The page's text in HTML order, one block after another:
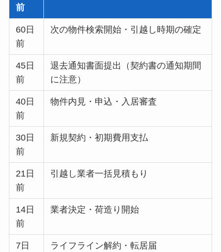
前
60日
前
次の物件検索開始・引越し時期の確定
45日
前
退去通知書面提出（契約書の通知期間
に注意）
40日
前
物件内見・申込・入居審査
30日
前
新規契約・初期費用支払
21日
前
引越し業者一括見積もり
14日
前
業者決定・荷造り開始
7日 ライフライン解約・転居届